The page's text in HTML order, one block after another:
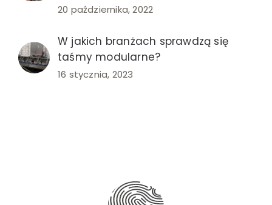
20 października, 2022
W jakich branżach sprawdzą się
taśmy modularne?
16 stycznia, 2023